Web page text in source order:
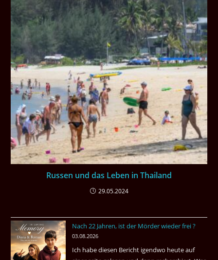
Russen und das Leben in Thailand
29.05.2024
Nach 22 Jahren, ist der Mörder wieder frei ?
03.08.2026
Ich habe diesen Bericht igendwo heute auf